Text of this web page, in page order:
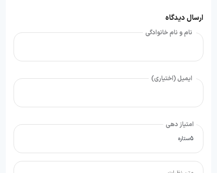
ارسال دیدگاه
نام و نام خانوادگی
ایمیل (اختیاری)
امتیاز دهی